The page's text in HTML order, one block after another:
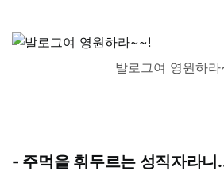
발로그여 영원하
- 주먹을 휘두르는 성직자라니